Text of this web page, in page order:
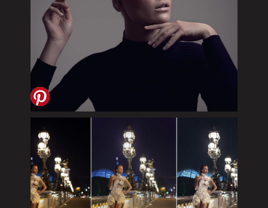
BILDBEARBEITUNG VORHER
NACHHER
PARIS 2014